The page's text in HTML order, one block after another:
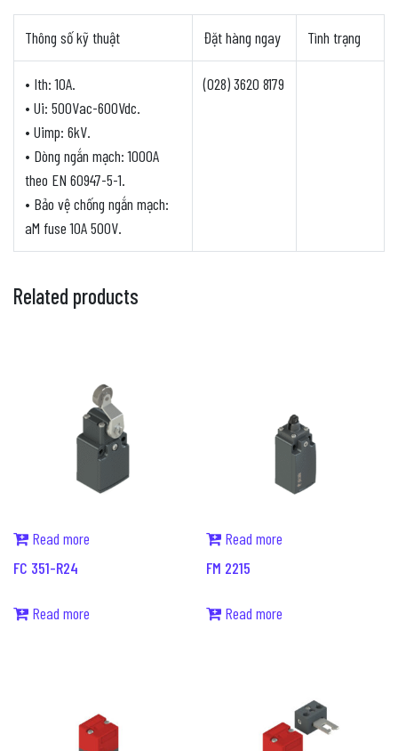
Thông số kỹ thuật Đặt hàng ngay Tình trạng
• Ith: 10A.
• Ui: 500Vac-600Vdc.
• Uimp: 6kV.
• Dòng ngắn mạch: 1000A
theo EN 60947-5-1.
• Bảo vệ chống ngắn mạch:
aM fuse 10A 500V.
(028) 3620 8179
Related products
Read more
FC 351-R24
Read more
Read more
FM 2215
Read more